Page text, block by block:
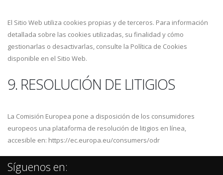
El Sitio Web utiliza cookies propias y de terceros. Para información
detallada sobre las cookies utilizadas, su finalidad y cómo
gestionarlas o desactivarlas, consulte la Política de Cookies
disponible en el Sitio Web.
9. RESOLUCIÓN DE LITIGIOS
La Comisión Europea pone a disposición de los consumidores
europeos una plataforma de resolución de litigios en línea,
accesible en: https://ec.europa.eu/consumers/odr
Síguenos en: